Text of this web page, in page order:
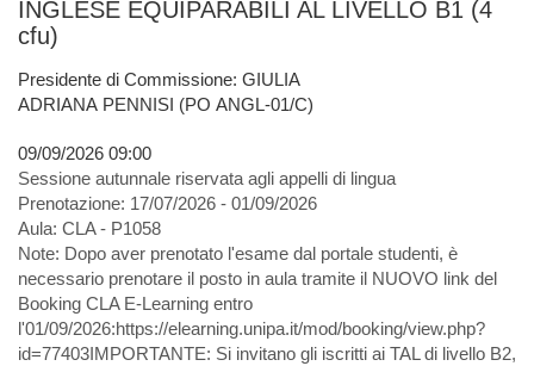
INGLESE EQUIPARABILI AL LIVELLO B1 (4
cfu)
Presidente di Commissione: GIULIA
ADRIANA PENNISI (PO ANGL-01/C)
09/09/2026 09:00
Sessione autunnale riservata agli appelli di lingua
Prenotazione: 17/07/2026 - 01/09/2026
Aula: CLA - P1058
Note: Dopo aver prenotato l'esame dal portale studenti, è
necessario prenotare il posto in aula tramite il NUOVO link del
Booking CLA E-Learning entro
l'01/09/2026:https://elearning.unipa.it/mod/booking/view.php?
id=77403IMPORTANTE: Si invitano gli iscritti ai TAL di livello B2,